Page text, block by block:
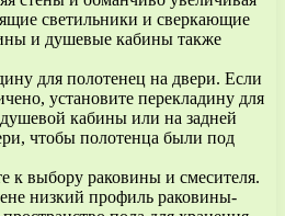
светильники и сверкающие
и душевые кабины также
для полотенец на двери. Если
установите перекладину для
кабины или на задней
чтобы полотенца были под
к выбору раковины и смесителя.
низкий профиль раковины-